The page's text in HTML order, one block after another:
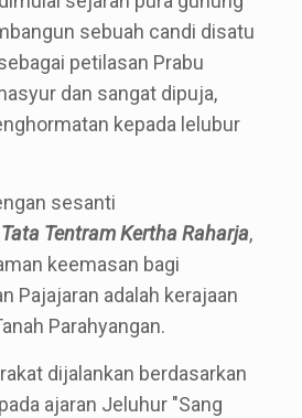
sebuah candi disatu
petilasan Prabu
dan sangat dipuja,
kepada lelubur
sesanti
Tata Tentram Kertha Raharja,
keemasan bagi
Pajajaran adalah kerajaan
Parahyangan.
dijalankan berdasarkan
ajaran Jeluhur "Sang